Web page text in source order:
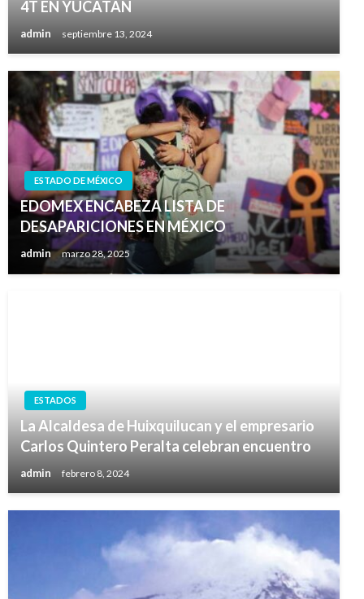
4T EN YUCATÁN
admin septiembre 13, 2024
ESTADO DE MÉXICO
EDOMEX ENCABEZA LISTA DE
DESAPARICIONES EN MÉXICO
admin marzo 28, 2025
ESTADOS
La Alcaldesa de Huixquilucan y el empresario
Carlos Quintero Peralta celebran encuentro
admin febrero 8, 2024